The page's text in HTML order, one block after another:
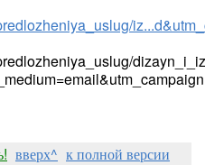
вверх^ к полной версии